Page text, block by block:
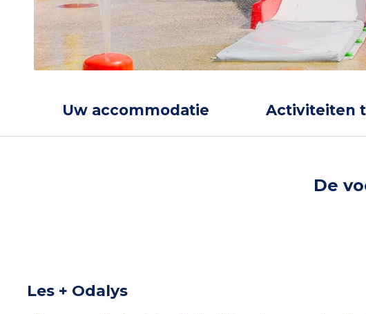
Uw accommodatie Activiteiten
De
Les + Odalys